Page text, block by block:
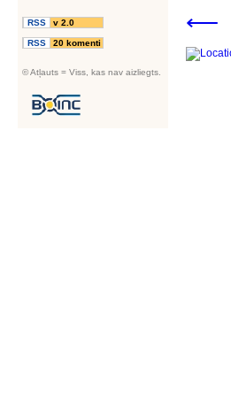
⟵
RSS v 2.0
RSS 20 komenti
© Atļauts = Viss, kas nav aizliegts.